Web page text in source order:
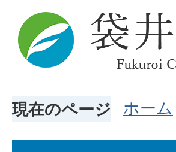
現在のページ ホーム